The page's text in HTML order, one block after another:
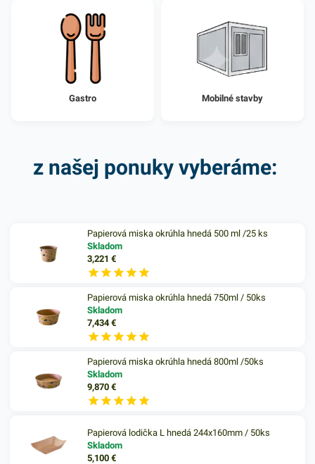
Gastro Mobilné stavby
z našej ponuky vyberáme:
Papierová miska okrúhla hnedá 500 ml /25 ks
Skladom
3,221€
Papierová miska okrúhla hnedá 750ml / 50ks
Skladom
7,434€
Papierová miska okrúhla hnedá 800ml /50ks
Skladom
9,870€
Papierová lodička L hnedá 244x160mm / 50ks
Skladom
5,100€